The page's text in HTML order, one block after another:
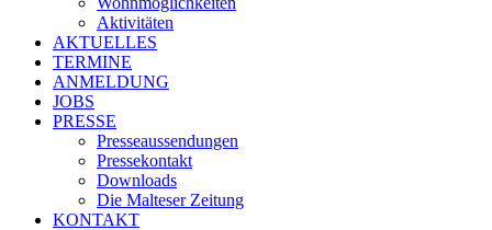
Aktivitäten
AKTUELLES
TERMINE
ANMELDUNG
JOBS
PRESSE
Presseaussendungen
Pressekontakt
Downloads
Die Malteser Zeitung
KONTAKT